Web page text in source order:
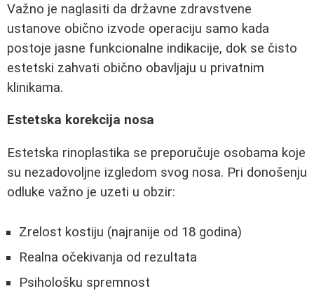
Važno je naglasiti da državne zdravstvene
ustanove obično izvode operaciju samo kada
postoje jasne funkcionalne indikacije, dok se čisto
estetski zahvati obično obavljaju u privatnim
klinikama.
Estetska korekcija nosa
Estetska rinoplastika se preporučuje osobama koje
su nezadovoljne izgledom svog nosa. Pri donošenju
odluke važno je uzeti u obzir:
Zrelost kostiju (najranije od 18 godina)
Realna očekivanja od rezultata
Psihološku spremnost